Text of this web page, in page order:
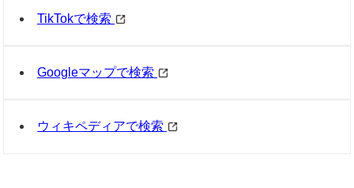
TikTokで検索
Googleマップで検索
ウィキペディアで検索